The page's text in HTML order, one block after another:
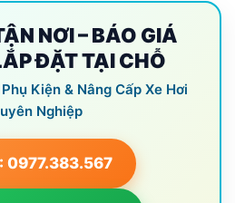
NƠI – BÁO GIÁ
ĐẶT TẠI CHỖ
Kiện & Nâng Cấp Xe Hơi
Nghiệp
0977.383.567